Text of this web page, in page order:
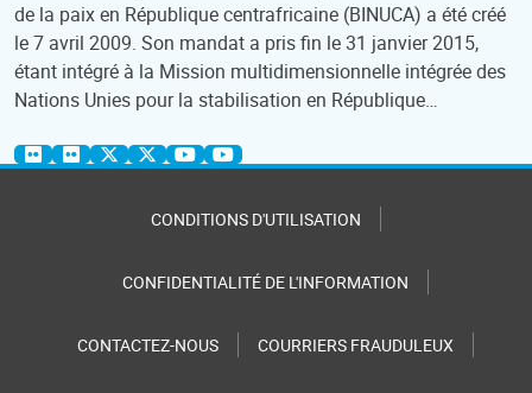
de la paix en République centrafricaine (BINUCA) a été créé
le 7 avril 2009. Son mandat a pris fin le 31 janvier 2015,
étant intégré à la Mission multidimensionnelle intégrée des
Nations Unies pour la stabilisation en République…
CONDITIONS D'UTILISATION
CONFIDENTIALITÉ DE L'INFORMATION
CONTACTEZ-NOUS COURRIERS FRAUDULEUX